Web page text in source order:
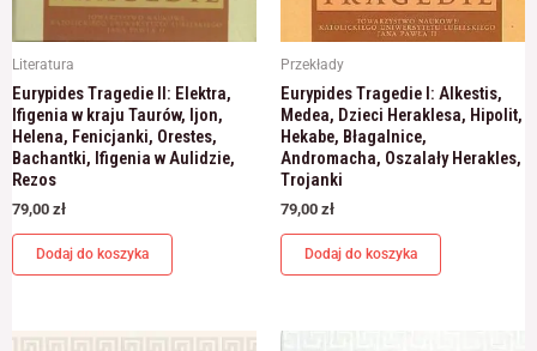
Literatura
Eurypides Tragedie II: Elektra,
Ifigenia w kraju Taurów, Ijon,
Helena, Fenicjanki, Orestes,
Bachantki, Ifigenia w Aulidzie,
Rezos
79,00 zł
Dodaj do koszyka
Przekłady
Eurypides Tragedie I: Alkestis,
Medea, Dzieci Heraklesa, Hipolit,
Hekabe, Błagalnice,
Andromacha, Oszalały Herakles,
Trojanki
79,00 zł
Dodaj do koszyka